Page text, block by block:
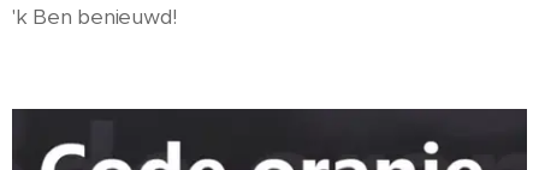
'k Ben benieuwd!